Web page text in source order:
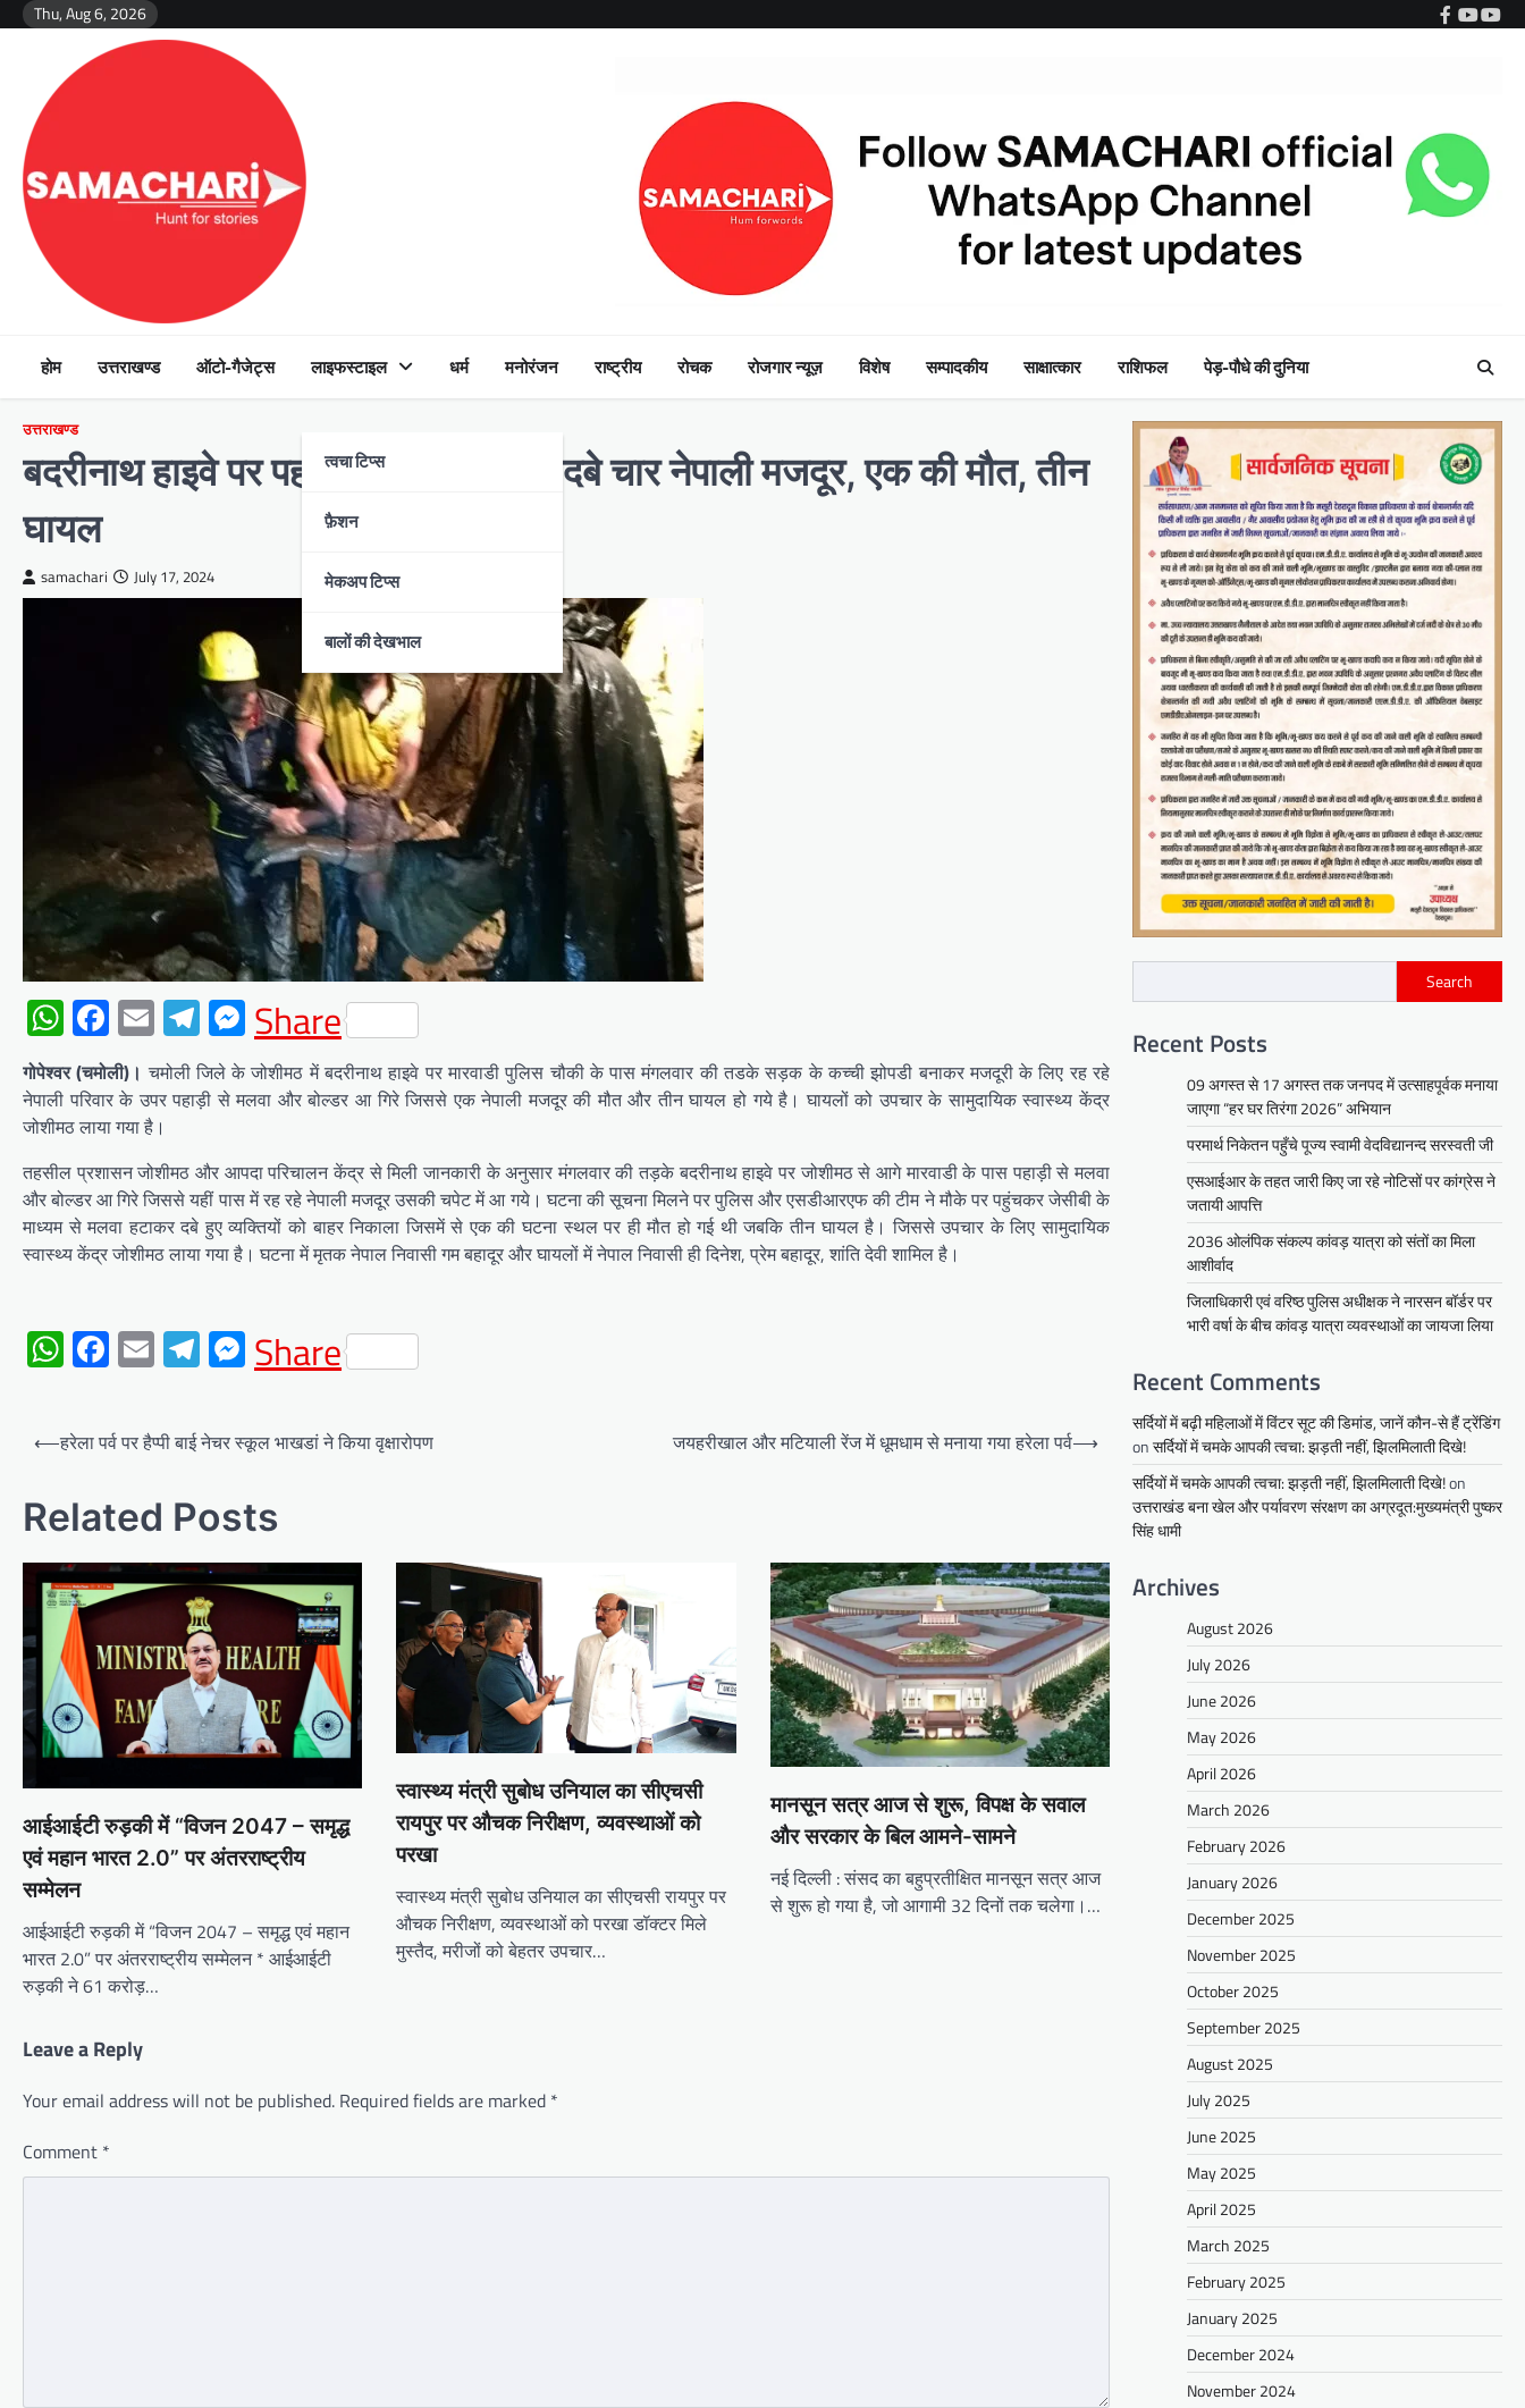
Skip Thu, Aug 6, 2026 Facebook
होम उत्तराखण्ड ऑटो-गैजेट्स लाइफस्टाइल
त्वचा टिप्स
फ़ैशन
मेकअप टिप्स
बालों की देखभाल
धर्म मनोरंजन राष्ट्रीय रोचक रोजगार न्यूज़ विशेष सम्पादकीय साक्षात्कार राशिफल पेड़-पौधे की दुनिया
उत्तराखण्ड
बदरीनाथ हाइवे पर पहाड़ी से आये मलबे में दबे चार नेपाली मजदूर, एक की मौत, तीन
घायल
samachari July 17, 2024
WhatsApp
Facebook
EmailTelegram
Messenger
Share
गोपेश्वर (चमोली)। चमोली जिले के जोशीमठ में बदरीनाथ हाइवे पर मारवाडी पुलिस चौकी के पास मंगलवार की तडके सड़क के कच्ची झोपडी बनाकर मजदूरी के लिए रह रहे
नेपाली परिवार के उपर पहाड़ी से मलवा और बोल्डर आ गिरे जिससे एक नेपाली मजदूर की मौत और तीन घायल हो गये है। घायलों को उपचार के सामुदायिक स्वास्थ्य केंद्र
जोशीमठ लाया गया है।
तहसील प्रशासन जोशीमठ और आपदा परिचालन केंद्र से मिली जानकारी के अनुसार मंगलवार की तड़के बदरीनाथ हाइवे पर जोशीमठ से आगे मारवाडी के पास पहाड़ी से मलवा
और बोल्डर आ गिरे जिससे यहीं पास में रह रहे नेपाली मजदूर उसकी चपेट में आ गये। घटना की सूचना मिलने पर पुलिस और एसडीआरएफ की टीम ने मौके पर पहुंचकर जेसीबी के
माध्यम से मलवा हटाकर दबे हुए व्यक्तियों को बाहर निकाला जिसमें से एक की घटना स्थल पर ही मौत हो गई थी जबकि तीन घायल है। जिससे उपचार के लिए सामुदायिक
स्वास्थ्य केंद्र जोशीमठ लाया गया है। घटना में मृतक नेपाल निवासी गम बहादूर और घायलों में नेपाल निवासी ही दिनेश, प्रेम बहादूर, शांति देवी शामिल है।
WhatsApp
Facebook
EmailTelegram
Messenger
Share
Post
⟵हरेला पर्व पर हैप्पी बाई नेचर स्कूल भाखडां ने किया वृक्षारोपण जयहरीखाल और मटियाली रेंज में धूमधाम से मनाया गया हरेला पर्व⟶
Related Posts
आईआईटी रुड़की में “विजन 2047 – समृद्ध
एवं महान भारत 2.0” पर अंतरराष्ट्रीय
सम्मेलन
आईआईटी रुड़की में “विजन 2047 – समृद्ध एवं महान
भारत 2.0” पर अंतरराष्ट्रीय सम्मेलन * आईआईटी
रुड़की ने 61 करोड़…
स्वास्थ्य मंत्री सुबोध उनियाल का सीएचसी
रायपुर पर औचक निरीक्षण, व्यवस्थाओं को
परखा
स्वास्थ्य मंत्री सुबोध उनियाल का सीएचसी रायपुर पर
औचक निरीक्षण, व्यवस्थाओं को परखा डॉक्टर मिले
मुस्तैद, मरीजों को बेहतर उपचार…
मानसून सत्र आज से शुरू, विपक्ष के सवाल
और सरकार के बिल आमने-सामने
नई दिल्ली : संसद का बहुप्रतीक्षित मानसून सत्र आज
से शुरू हो गया है, जो आगामी 32 दिनों तक चलेगा।…
Leave a Reply
Your email address will not be published. Required fields are marked *
Comment *
Search
Recent Posts
09 अगस्त से 17 अगस्त तक जनपद में उत्साहपूर्वक मनाया
जाएगा “हर घर तिरंगा 2026” अभियान
परमार्थ निकेतन पहुँचे पूज्य स्वामी वेदविद्यानन्द सरस्वती जी
एसआईआर के तहत जारी किए जा रहे नोटिसों पर कांग्रेस ने
जतायी आपत्ति
2036 ओलंपिक संकल्प कांवड़ यात्रा को संतों का मिला
आशीर्वाद
जिलाधिकारी एवं वरिष्ठ पुलिस अधीक्षक ने नारसन बॉर्डर पर
भारी वर्षा के बीच कांवड़ यात्रा व्यवस्थाओं का जायजा लिया
Recent Comments
सर्दियों में बढ़ी महिलाओं में विंटर सूट की डिमांड, जानें कौन-से हैं ट्रेंडिंग
onसर्दियों में चमके आपकी त्वचा: झड़ती नहीं, झिलमिलाती दिखे!
सर्दियों में चमके आपकी त्वचा: झड़ती नहीं, झिलमिलाती दिखे!on
उत्तराखंड बना खेल और पर्यावरण संरक्षण का अग्रदूत:मुख्यमंत्री पुष्कर
सिंह धामी
Archives
August 2026
July 2026
June 2026
May 2026
April 2026
March 2026
February 2026
January 2026
December 2025
November 2025
October 2025
September 2025
August 2025
July 2025
June 2025
May 2025
April 2025
March 2025
February 2025
January 2025
December 2024
November 2024